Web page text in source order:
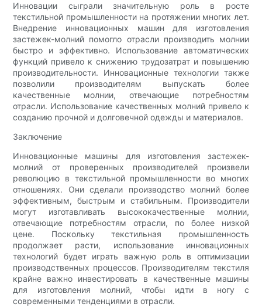
Инновации сыграли значительную роль в росте
текстильной промышленности на протяжении многих лет.
Внедрение инновационных машин для изготовления
застежек-молний помогло отрасли производить молнии
быстро и эффективно. Использование автоматических
функций привело к снижению трудозатрат и повышению
производительности. Инновационные технологии также
позволили производителям выпускать более
качественные молнии, отвечающие потребностям
отрасли. Использование качественных молний привело к
созданию прочной и долговечной одежды и материалов.
Заключение
Инновационные машины для изготовления застежек-
молний от проверенных производителей произвели
революцию в текстильной промышленности во многих
отношениях. Они сделали производство молний более
эффективным, быстрым и стабильным. Производители
могут изготавливать высококачественные молнии,
отвечающие потребностям отрасли, по более низкой
цене. Поскольку текстильная промышленность
продолжает расти, использование инновационных
технологий будет играть важную роль в оптимизации
производственных процессов. Производителям текстиля
крайне важно инвестировать в качественные машины
для изготовления молний, чтобы идти в ногу с
современными тенденциями в отрасли.